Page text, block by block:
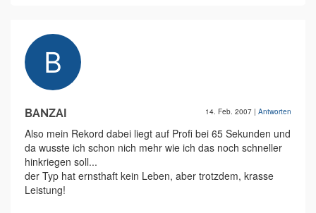
BANZAI 14. Feb. 2007 | Antworten
Also mein Rekord dabei liegt auf Profi bei 65 Sekunden und
da wusste ich schon nich mehr wie ich das noch schneller
hinkriegen soll...
der Typ hat ernsthaft kein Leben, aber trotzdem, krasse
Leistung!